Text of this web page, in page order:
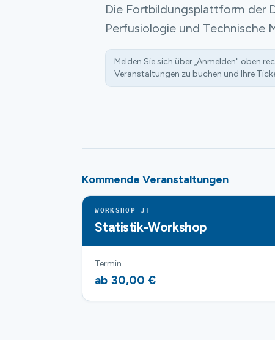
Die Fortbildungsplattform der
Perfusiologie und Technische
Melden Sie sich über „Anmelden" oben
Veranstaltungen zu buchen und Ihre
Kommende Veranstaltungen
WORKSHOP JF
Statistik-Workshop
Termin
ab 30,00 €